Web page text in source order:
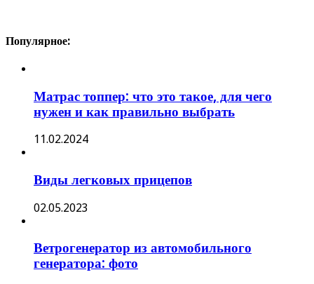
Популярное:
Матрас топпер: что это такое, для чего
нужен и как правильно выбрать
11.02.2024
Виды легковых прицепов
02.05.2023
Ветрогенератор из автомобильного
генератора: фото